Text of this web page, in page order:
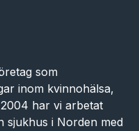
som
inom kvinnohälsa,
har vi arbetat
sjukhus i Norden med